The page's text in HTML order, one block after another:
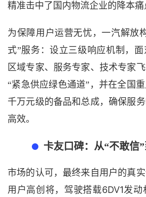
精准击中了国内物流企业的降本痛
为保障用户运营无忧，一汽解放
式”服务：设立三级响应机制 ，
区域专家、服务专家、技术专家飞
“紧急供应绿色通道” ，并在全国
千万元级的备品和总成，确保服
高效。
卡友口碑：从“不敢信
市场的认可 ，最终来自用户的真实
用户高创将 ，驾驶搭载6DV1发